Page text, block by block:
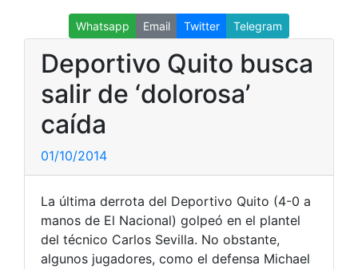
Whatsapp Email Twitter Telegram
Deportivo Quito busca
salir de ‘dolorosa’
caída
01/10/2014
La última derrota del Deportivo Quito (4-0 a
manos de El Nacional) golpeó en el plantel
del técnico Carlos Sevilla. No obstante,
algunos jugadores, como el defensa Michael